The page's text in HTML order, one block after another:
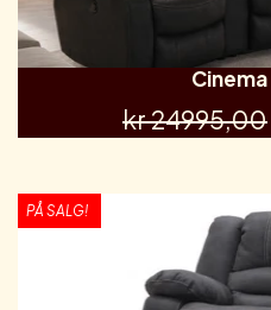
kr 24995,00
PÅ SALG!